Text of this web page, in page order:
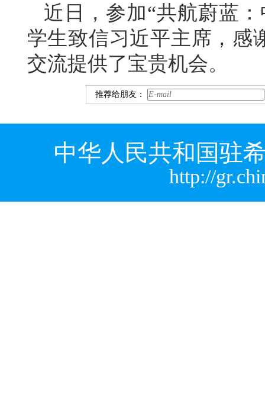
近日，参加“共航蔚蓝
学生致信习近平主席，感
交流提供了宝贵机会。
推荐给朋友：
中华人民共和国驻
http://